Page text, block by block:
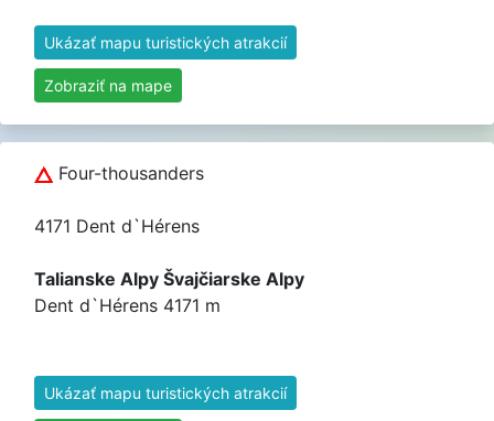
Ukázať mapu turistických atrakcií
Zobraziť na mape
Four-thousanders
4171 Dent d`Hérens
Talianske Alpy Švajčiarske Alpy
Dent d`Hérens 4171 m
Ukázať mapu turistických atrakcií